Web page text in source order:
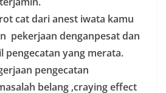
cat dari anest iwata kamu
pekerjaan denganpesat dan
pengecatan yang merata.
pengecatan
belang ,craying effect